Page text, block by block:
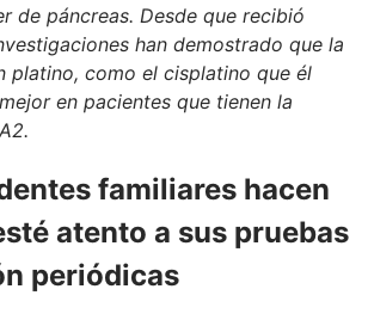
de páncreas. Desde que recibió
han demostrado que la
platino, como el cisplatino que él
en pacientes que tienen la
familiares hacen
atento a sus pruebas
periódicas